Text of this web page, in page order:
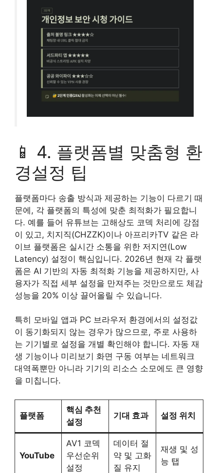
📱 4. 플랫폼별 맞춤형 환
경설정 팁
플랫폼마다 송출 방식과 제공하는 기능이 다르기 때
문에, 각 플랫폼의 특성에 맞춘 최적화가 필요합니
다. 예를 들어 유튜브는 고해상도 코덱 처리에 강점
이 있고, 치지직(CHZZK)이나 아프리카TV 같은 라
이브 플랫폼은 실시간 소통을 위한 저지연(Low
Latency) 설정이 핵심입니다. 2026년 현재 각 플랫
폼은 AI 기반의 자동 최적화 기능을 제공하지만, 사
용자가 직접 세부 설정을 만져주는 것만으로도 체감
성능을 20% 이상 끌어올릴 수 있습니다.
특히 모바일 앱과 PC 브라우저 환경에서의 설정값
이 동기화되지 않는 경우가 많으므로, 주로 사용하
는 기기별로 설정을 개별 확인해야 합니다. 자동 재
생 기능이나 미리보기 화면 구동 여부는 네트워크
대역폭뿐만 아니라 기기의 리소스 소모에도 큰 영향
을 미칩니다.
플랫폼
핵심 추천
설정
기대 효과 설정 위치
YouTube
AV1 코덱
우선순위
설정
데이터 절
약 및 고화
질 유지
재생 및 성
능 탭